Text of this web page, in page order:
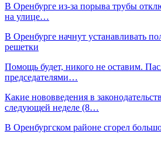
В Оренбурге из-за порыва трубы
на улице…
В Оренбурге начнут устанавливать
решетки
Помощь будет, никого не оставим.
председателями…
Какие нововведения в
следующей неделе (8…
В Оренбургском районе сгорел